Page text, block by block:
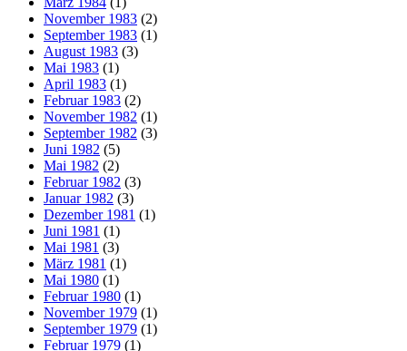
November 1983 (2)
September 1983 (1)
August 1983 (3)
Mai 1983 (1)
April 1983 (1)
Februar 1983 (2)
November 1982 (1)
September 1982 (3)
Juni 1982 (5)
Mai 1982 (2)
Februar 1982 (3)
Januar 1982 (3)
Dezember 1981 (1)
Juni 1981 (1)
Mai 1981 (3)
März 1981 (1)
Mai 1980 (1)
Februar 1980 (1)
November 1979 (1)
September 1979 (1)
Februar 1979 (1)